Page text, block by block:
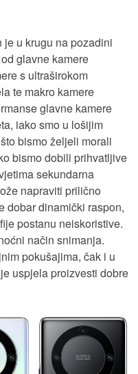
je u krugu na pozadini
glavne kamere
s ultraširokom
te makro kamere
glavne kamere
iako smo u lošijim
bismo željeli morali
bismo dobili prihvatljive
sekundarna
napraviti prilično
dobar dinamički raspon,
postanu neiskoristive.
način snimanja.
pokušajima, čak i u
uspjela proizvesti dobre